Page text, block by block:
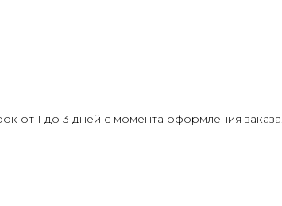
от 1 до 3 дней с момента оформления заказа.